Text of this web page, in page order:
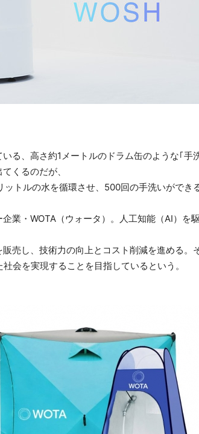
る、高さ約1メートルのドラム缶のような｢手
くるのだが、
ットルの水を循環させ、500回の手洗いができ
業・WOTA（ウォータ）。人工知能（AI）を
売し、技術力の向上とコスト削減を進める。
会を実現することを目指しているという。